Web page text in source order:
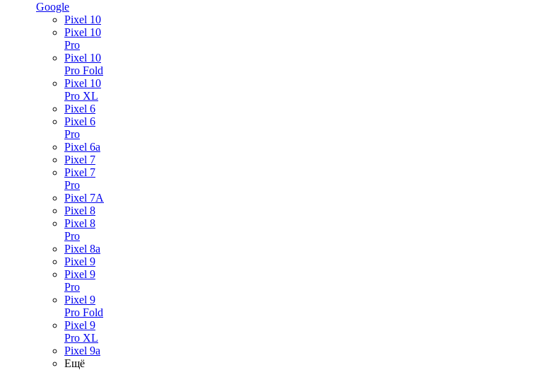
Google
Pixel 10
Pixel 10
Pro
Pixel 10
Pro Fold
Pixel 10
Pro XL
Pixel 6
Pixel 6
Pro
Pixel 6a
Pixel 7
Pixel 7
Pro
Pixel 7A
Pixel 8
Pixel 8
Pro
Pixel 8a
Pixel 9
Pixel 9
Pro
Pixel 9
Pro Fold
Pixel 9
Pro XL
Pixel 9a
Ещё